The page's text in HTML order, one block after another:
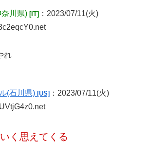
奈川県) [IT] ：2023/07/11(火)
れ
(石川県) [US] ：2023/07/11(火)
く思えてくる